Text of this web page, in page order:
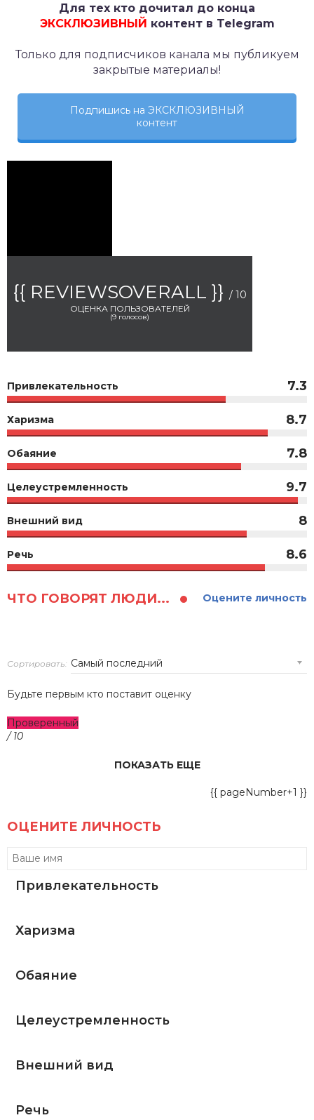
Для тех кто дочитал до конца
ЭКСКЛЮЗИВНЫЙ контент в Telegram
Только для подписчиков канала мы публикуем
закрытые материалы!
Подпишись на ЭКСКЛЮЗИВНЫЙ
контент
{{ REVIEWSOVERALL }} / 10
ОЦЕНКА ПОЛЬЗОВАТЕЛЕЙ
(9 голосов)
Привлекательность 7.3
Харизма 8.7
Обаяние 7.8
Целеустремленность 9.7
Внешний вид 8
Речь 8.6
ЧТО ГОВОРЯТ ЛЮДИ... Оцените личность
Сортировать:
Будьте первым кто поставит оценку
Проверенный
/ 10
ПОКАЗАТЬ ЕЩЕ
{{ pageNumber+1 }}
ОЦЕНИТЕ ЛИЧНОСТЬ
Привлекательность
Харизма
Обаяние
Целеустремленность
Внешний вид
Речь